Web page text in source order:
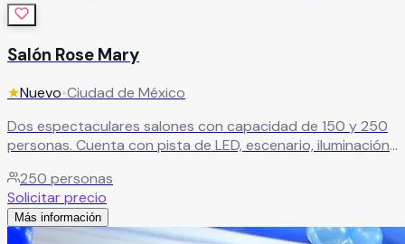
Salón Rose Mary
★Nuevo•Ciudad de México
Dos espectaculares salones con capacidad de 150 y 250
personas. Cuenta con pista de LED, escenario, iluminación
gigantes y mesas iluminadas.
250 personas
Solicitar precio
Más información